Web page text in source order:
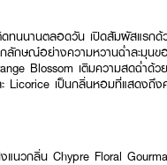
นนานตลอดวัน เปิดสัมผัสแรก
กลักษณ์อย่างความหวานฉ่ำละมุน
Blossom เติมความสดฉ่ำด้ว
Licorice เป็นกลิ่นหอมที่แสดงถึง
วกลิ่น Chypre Floral